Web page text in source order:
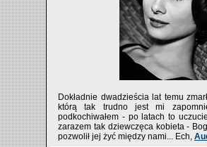
Dokładnie dwadzieścia lat temu
którą tak trudno jest mi
podkochiwałem - po latach to
zarazem tak dziewczęca kobieta -
pozwolił jej żyć między nami... Ech,